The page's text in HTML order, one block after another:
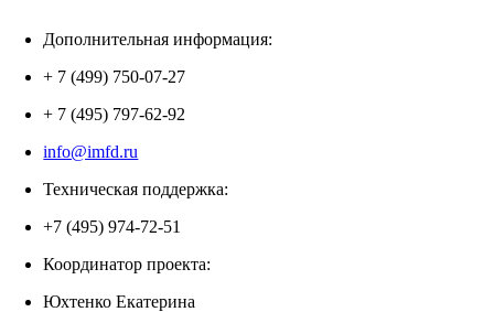
Дополнительная информация:
+ 7 (499) 750-07-27
+ 7 (495) 797-62-92
info@imfd.ru
Техническая поддержка:
+7 (495) 974-72-51
Координатор проекта:
Юхтенко Екатерина